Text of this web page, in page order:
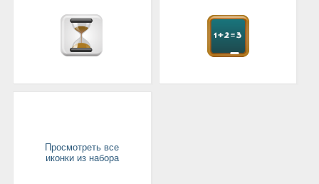
Просмотреть все
иконки из набора